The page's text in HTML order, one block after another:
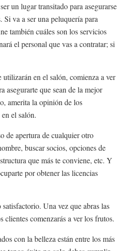
un lugar transitado para asegurarse
va a ser una peluquería para
también cuáles son los servicios
el personal que vas a contratar; si
utilizarán en el salón, comienza a ver
asegurarte que sean de la mejor
amerita la opinión de los
el salón.
de apertura de cualquier otro
buscar socios, opciones de
que más te conviene, etc. Y
por obtener las licencias
Una vez que abras las
clientes comenzarás a ver los frutos.
con la belleza están entre los más